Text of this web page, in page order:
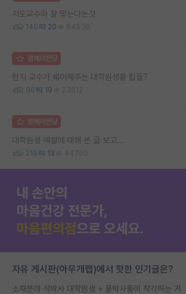
지도교수와 잘 맞는다는것
140 20 64538
명예의전당
현직 교수가 쉐어해주는 대학원생활 팁들?
96 19 23612
명예의전당
대학원생 예절에 대해 쓴 글 보고...
219 13 44760
자유 게시판(아무개랩)에서 핫한 인기글은?
소재분야 석박사 대학원생 + 물박사들이 착각하는 거